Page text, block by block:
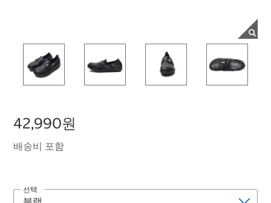
42,990원
배송비 포함
선택